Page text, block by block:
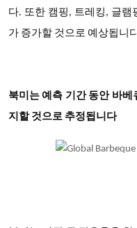
다. 또한 캠핑, 트레킹, 글
가 증가할 것으로 예상됩니
북미는 예측 기간 동안 바
지할 것으로 추정됩니다